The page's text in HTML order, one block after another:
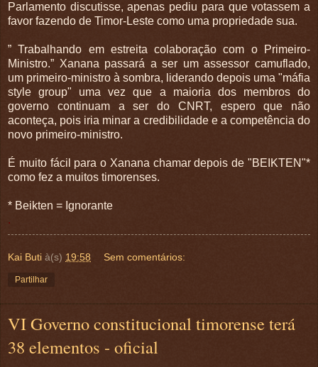
Parlamento discutisse, apenas pediu para que votassem a
favor fazendo de Timor-Leste como uma propriedade sua.
” Trabalhando em estreita colaboração com o Primeiro-
Ministro.” Xanana passará a ser um assessor camuflado,
um primeiro-ministro à sombra, liderando depois uma "máfia
style group" uma vez que a maioria dos membros do
governo continuam a ser do CNRT, espero que não
aconteça, pois iria minar a credibilidade e a competência do
novo primeiro-ministro.
É muito fácil para o Xanana chamar depois de "BEIKTEN"*
como fez a muitos timorenses.
* Beikten = Ignorante
.
Kai Buti à(s) 19:58 Sem comentários:
Partilhar
VI Governo constitucional timorense terá
38 elementos - oficial